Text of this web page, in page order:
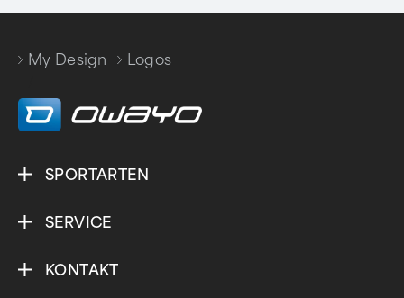
My Design
Logos
SPORTARTEN
SERVICE
KONTAKT